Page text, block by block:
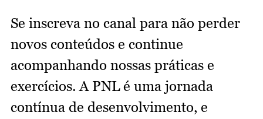
Se inscreva no canal para não perder
novos conteúdos e continue
acompanhando nossas práticas e
exercícios. A PNL é uma jornada
contínua de desenvolvimento, e